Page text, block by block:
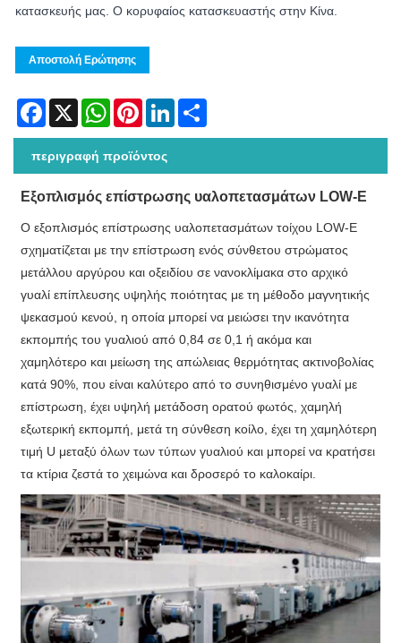
κατασκευής μας. Ο κορυφαίος κατασκευαστής στην Κίνα.
Αποστολή Ερώτησης
Facebook
X WhatsAppPinterestLinkedIn
περιγραφή προϊόντος
Εξοπλισμός επίστρωσης υαλοπετασμάτων LOW-E
Ο εξοπλισμός επίστρωσης υαλοπετασμάτων τοίχου LOW-E
σχηματίζεται με την επίστρωση ενός σύνθετου στρώματος
μετάλλου αργύρου και οξειδίου σε νανοκλίμακα στο αρχικό
γυαλί επίπλευσης υψηλής ποιότητας με τη μέθοδο μαγνητικής
ψεκασμού κενού, η οποία μπορεί να μειώσει την ικανότητα
εκπομπής του γυαλιού από 0,84 σε 0,1 ή ακόμα και
χαμηλότερο και μείωση της απώλειας θερμότητας ακτινοβολίας
κατά 90%, που είναι καλύτερο από το συνηθισμένο γυαλί με
επίστρωση, έχει υψηλή μετάδοση ορατού φωτός, χαμηλή
εξωτερική εκπομπή, μετά τη σύνθεση κοίλο, έχει τη χαμηλότερη
τιμή U μεταξύ όλων των τύπων γυαλιού και μπορεί να κρατήσει
τα κτίρια ζεστά το χειμώνα και δροσερό το καλοκαίρι.